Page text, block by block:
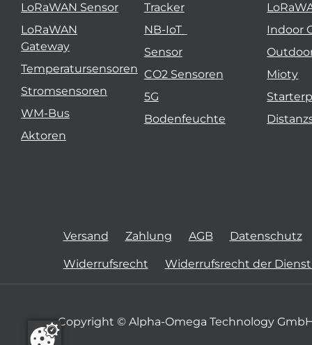
LoRaWAN Sensor
LoRaWAN
Gateway
Temperatursensoren
Stromsensoren
WM-Bus
Aktoren
Tracker
NB-IoT
Sensor
CO2 Sensoren
5G
Bodenfeuchte
Indoor
Mioty
Versand Zahlung AGB Datenschutz
Widerrufsrecht Widerrufsrecht der
Copyright © Alpha-Omega Technology GmbH